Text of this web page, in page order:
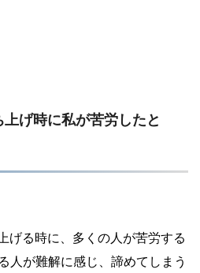
げ時に私が苦労したと
げる時に、多くの人が苦労する
人が難解に感じ、諦めてしまう